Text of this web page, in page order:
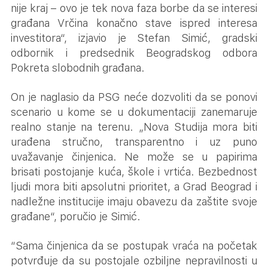
nije kraj – ovo je tek nova faza borbe da se interesi
građana Vrčina konačno stave ispred interesa
investitora“, izjavio je Stefan Simić, gradski
odbornik i predsednik Beogradskog odbora
Pokreta slobodnih građana.
On je naglasio da PSG neće dozvoliti da se ponovi
scenario u kome se u dokumentaciji zanemaruje
realno stanje na terenu. „Nova Studija mora biti
urađena stručno, transparentno i uz puno
uvažavanje činjenica. Ne može se u papirima
brisati postojanje kuća, škole i vrtića. Bezbednost
ljudi mora biti apsolutni prioritet, a Grad Beograd i
nadležne institucije imaju obavezu da zaštite svoje
građane“, poručio je Simić.
“Sama činjenica da se postupak vraća na početak
potvrđuje da su postojale ozbiljne nepravilnosti u